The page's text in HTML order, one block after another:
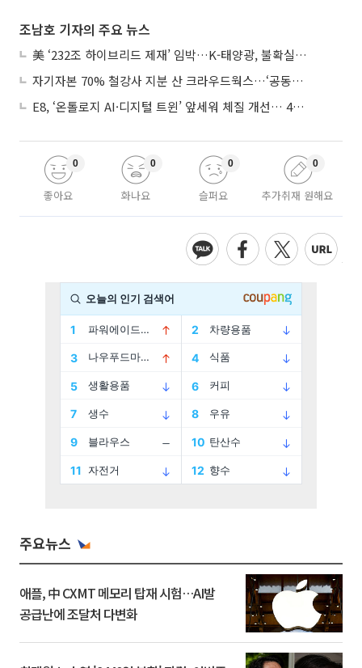
조남호 기자의 주요 뉴스
美 ‘232조 하이브리드 제재’ 임박…K-태양광, 불확실성 털고 날개 다나
자기자본 70% 철강사 지분 산 크라우드웍스…‘공동경영’으로 AI 시너지 낼까
E8, ‘온톨로지 AI·디지털 트윈’ 앞세워 체질 개선… 4분기 흑자전환 총력
좋아요
0
화나요
0
슬퍼요
0
추가취재 원해요
0
주요뉴스
애플, 中 CXMT 메모리 탑재 시험…AI발
공급난에 조달처 다변화